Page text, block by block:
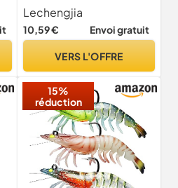
Acier Anneaux de Canne a
Peche avec Boîte en
Plastique Guide pour Canne
Salée Amateurs de Pêche
Lechengjia
10,59 € Envoi gratuit
VERS L'OFFRE
15%
réduction